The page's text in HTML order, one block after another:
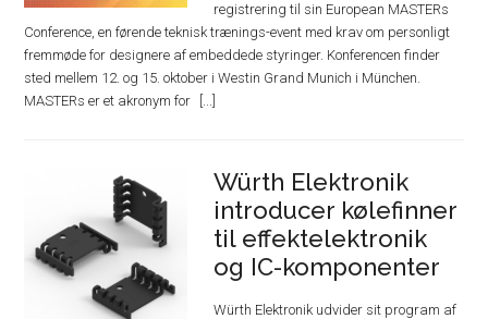
registrering til sin European MASTERs
Conference, en førende teknisk trænings-event med krav om personligt
fremmøde for designere af embeddede styringer. Konferencen finder
sted mellem 12. og 15. oktober i Westin Grand Munich i München.
MASTERs er et akronym for
Würth Elektronik
introducer kølefinner
til effektelektronik
og IC-komponenter
Würth Elektronik udvider sit program af